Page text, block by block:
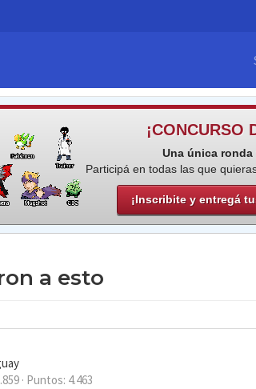
¡CONCURSO
Una única ronda
Participá en todas las que
¡Inscribite y entregá
a esto
Puntos 4.463